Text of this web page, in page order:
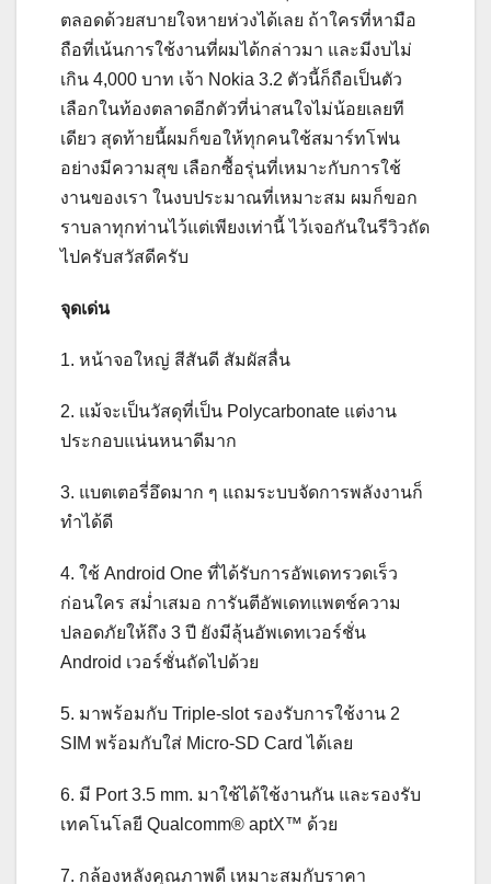
ตลอดด้วยสบายใจหายห่วงได้เลย ถ้าใครที่หามือ
ถือที่เน้นการใช้งานที่ผมได้กล่าวมา และมีงบไม่
เกิน 4,000 บาท เจ้า Nokia 3.2 ตัวนี้ก็ถือเป็นตัว
เลือกในท้องตลาดอีกตัวที่น่าสนใจไม่น้อยเลยที
เดียว สุดท้ายนี้ผมก็ขอให้ทุกคนใช้สมาร์ทโฟน
อย่างมีความสุข เลือกซื้อรุ่นที่เหมาะกับการใช้
งานของเรา ในงบประมาณที่เหมาะสม ผมก็ขอก
ราบลาทุกท่านไว้แต่เพียงเท่านี้ ไว้เจอกันในรีวิวถัด
ไปครับสวัสดีครับ
จุดเด่น
1. หน้าจอใหญ่ สีสันดี สัมผัสลื่น
2. แม้จะเป็นวัสดุที่เป็น Polycarbonate แต่งาน
ประกอบแน่นหนาดีมาก
3. แบตเตอรี่อึดมาก ๆ แถมระบบจัดการพลังงานก็
ทำได้ดี
4. ใช้ Android One ที่ได้รับการอัพเดทรวดเร็ว
ก่อนใคร สม่ำเสมอ การันตีอัพเดทแพตช์ความ
ปลอดภัยให้ถึง 3 ปี ยังมีลุ้นอัพเดทเวอร์ชั่น
Android เวอร์ชั่นถัดไปด้วย
5. มาพร้อมกับ Triple-slot รองรับการใช้งาน 2
SIM พร้อมกับใส่ Micro-SD Card ได้เลย
6. มี Port 3.5 mm. มาใช้ได้ใช้งานกัน และรองรับ
เทคโนโลยี Qualcomm® aptX™ ด้วย
7. กล้องหลังคุณภาพดี เหมาะสมกับราคา